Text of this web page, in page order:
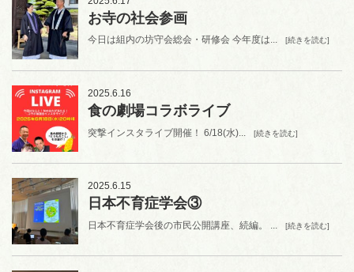
お寺の社会参画
今日は組内の坊守会総会・研修会 今年度は... [続きを読む]
2025.6.16
食の劇場コラボライブ
突撃インスタライブ開催！ 6/18(水)... [続きを読む]
2025.6.15
日本不育症学会③
日本不育症学会後の市民公開講座、続編。 ... [続きを読む]